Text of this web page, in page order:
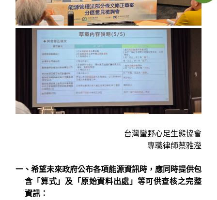
台灣蠻野心足生態協會
專職律師蔡雅瀅
一、希望未來政府公布各項能源資訊時，應同時提供包
含「算式」及「原始資料出處」等可供查核之完整
資訊：